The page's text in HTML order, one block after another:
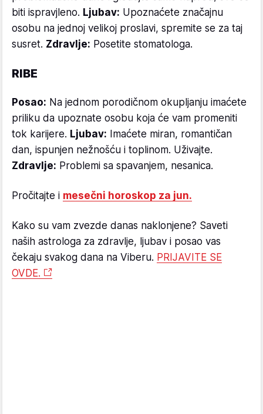
biti ispravjleno. Ljubav: Upoznaćete značajnu
osobu na jednoj velikoj proslavi, spremite se za taj
susret. Zdravlje: Posetite stomatologa.
RIBE
Posao: Na jednom porodičnom okupljanju imaćete
priliku da upoznate osobu koja će vam promeniti
tok karijere. Ljubav: Imaćete miran, romantičan
dan, ispunjen nežnošću i toplinom. Uživajte.
Zdravlje: Problemi sa spavanjem, nesanica.
Pročitajte i mesečni horoskop za jun.
Kako su vam zvezde danas naklonjene? Saveti
naših astrologa za zdravlje, ljubav i posao vas
čekaju svakog dana na Viberu. PRIJAVITE SE
OVDE.